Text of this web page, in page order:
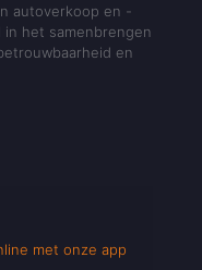
autoverkoop en -
in het samenbrengen
en
met onze app